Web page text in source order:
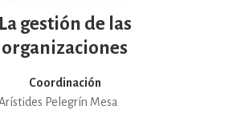
La gestión de las
organizaciones
Coordinación
Pelegrín Mesa